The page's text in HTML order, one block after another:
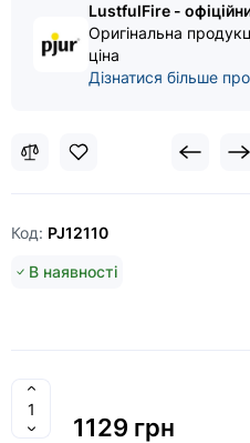
LustfulFire -
Оригінальна
ціна
Дізнатися більше
Код: PJ12110
В наявності
1129 грн